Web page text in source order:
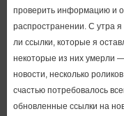
проверить информацию и
распространении. С утра я
ли ссылки, которые я
некоторые из них умерли
новости, несколько
счастью потребовалось
обновленные ссылки на